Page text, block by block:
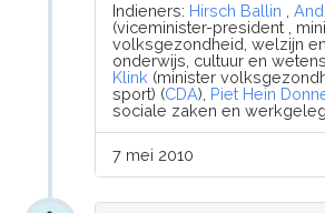
Indieners: Hirsch Ballin ,
(viceminister-president ,
volksgezondheid, welzijn
onderwijs, cultuur en
Klink (minister
sport) (CDA), Piet Hein
sociale zaken en
7 mei 2010